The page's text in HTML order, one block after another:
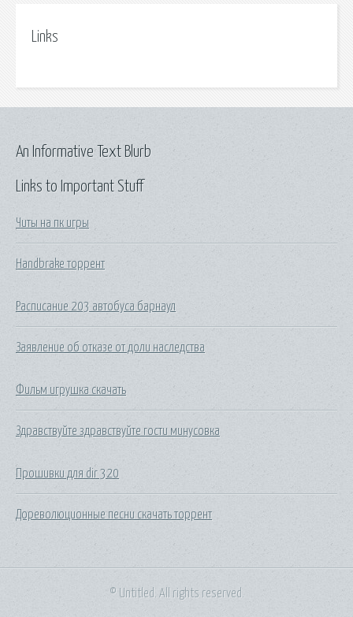
Links
Links to Important Stuff
Читы на пк игры
Handbrake торрент
Расписание 203 автобуса барнаул
Заявление об отказе от доли наследства
Фильм игрушка скачать
Здравствуйте здравствуйте гости минусовка
Прошивки для dir 320
Дореволюционные песни скачать торрент
An Informative Text Blurb
© Untitled. All rights reserved.